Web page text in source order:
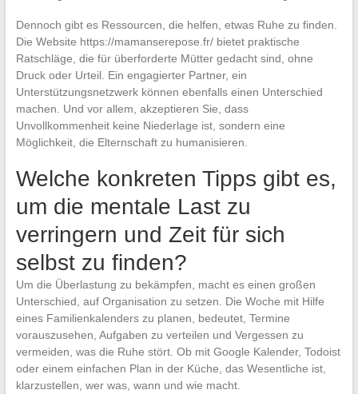
Dennoch gibt es Ressourcen, die helfen, etwas Ruhe zu finden.
Die Website https://mamanserepose.fr/ bietet praktische
Ratschläge, die für überforderte Mütter gedacht sind, ohne
Druck oder Urteil. Ein engagierter Partner, ein
Unterstützungsnetzwerk können ebenfalls einen Unterschied
machen. Und vor allem, akzeptieren Sie, dass
Unvollkommenheit keine Niederlage ist, sondern eine
Möglichkeit, die Elternschaft zu humanisieren.
Welche konkreten Tipps gibt es,
um die mentale Last zu
verringern und Zeit für sich
selbst zu finden?
Um die Überlastung zu bekämpfen, macht es einen großen
Unterschied, auf Organisation zu setzen. Die Woche mit Hilfe
eines Familienkalenders zu planen, bedeutet, Termine
vorauszusehen, Aufgaben zu verteilen und Vergessen zu
vermeiden, was die Ruhe stört. Ob mit Google Kalender, Todoist
oder einem einfachen Plan in der Küche, das Wesentliche ist,
klarzustellen, wer was, wann und wie macht.